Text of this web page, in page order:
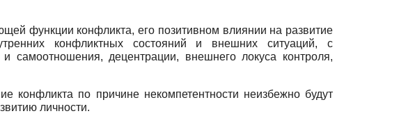
функции конфликта, его позитивном влиянии на развитие
конфликтных состояний и внешних ситуаций, с
самоотношения, децентрации, внешнего локуса контроля,
конфликта по причине некомпетентности неизбежно будут
личности.